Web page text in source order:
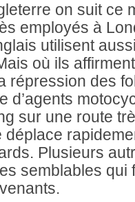
on suit ce
employés à
utilisent
où ils
répression des
d’agents
sur une route
déplace
Plusieurs
semblables qui